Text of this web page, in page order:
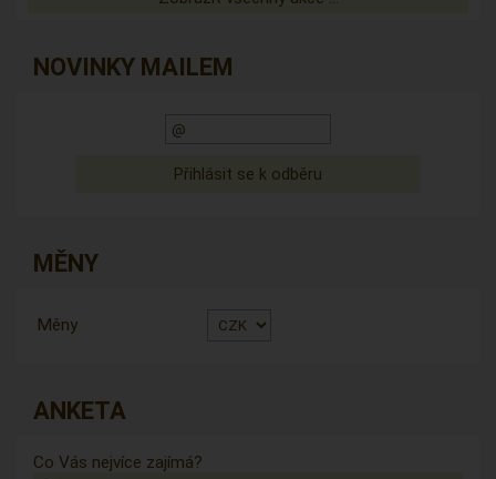
NOVINKY MAILEM
MĚNY
Měny
ANKETA
Co Vás nejvíce zajímá?